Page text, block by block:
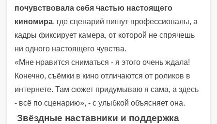
почувствовала себя частью настоящего
киномира, где сценарий пишут профессионалы, а
кадры фиксирует камера, от которой не спрячешь
ни одного настоящего чувства.
«Мне нравится сниматься - я этого очень ждала!
Конечно, съёмки в кино отличаются от роликов в
интернете. Там сюжет придумываю я сама, а здесь
- всё по сценарию», - с улыбкой объясняет она.
Звёздные наставники и поддержка